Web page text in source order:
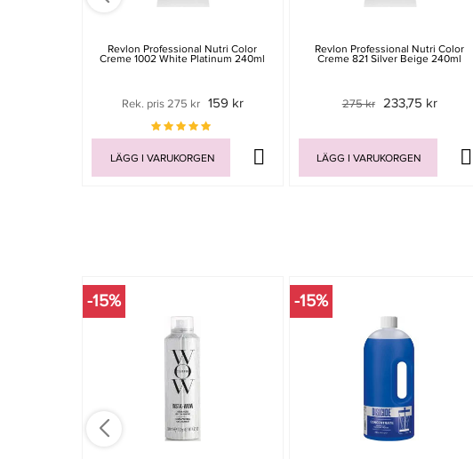
Revlon Professional Nutri Color
Creme 1002 White Platinum 240ml
Rek. pris 275 kr 159 kr
LÄGG I VARUKORGEN
Revlon Professional Nutri Color
Creme 821 Silver Beige 240ml
275 kr 233,75 kr
LÄGG I VARUKORGEN
-15% -15%